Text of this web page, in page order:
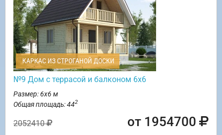
КАРКАС ИЗ СТРОГАНОЙ ДОСКИ
№9 Дом с террасой и балконом 6х6
Размер: 6х6 м
Общая площадь: 442
2052410 от 1954700